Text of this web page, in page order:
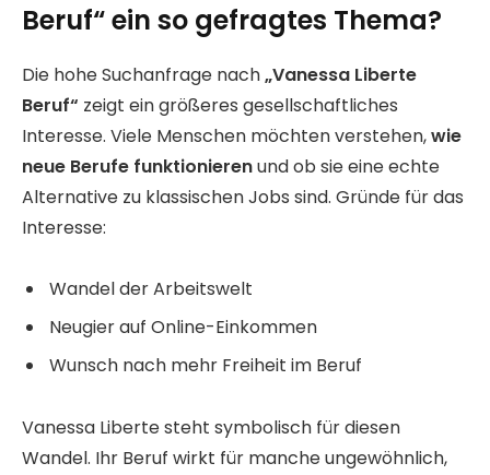
Beruf“ ein so gefragtes Thema?
Die hohe Suchanfrage nach„Vanessa Liberte
Beruf“ zeigt ein größeres gesellschaftliches
Interesse. Viele Menschen möchten verstehen,wie
neue Berufe funktionierenund ob sie eine echte
Alternative zu klassischen Jobs sind. Gründe für das
Interesse:
Wandel der Arbeitswelt
Neugier auf Online-Einkommen
Wunsch nach mehr Freiheit im Beruf
Vanessa Liberte steht symbolisch für diesen
Wandel. Ihr Beruf wirkt für manche ungewöhnlich,